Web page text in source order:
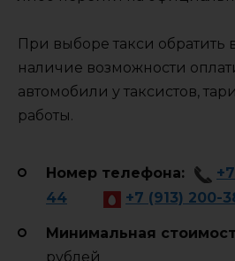
При выборе такси обратить
наличие возможности
автомобили у таксистов,
работы.
Номер телефона:
44
+7 (913) 200-
Минимальная
рублей